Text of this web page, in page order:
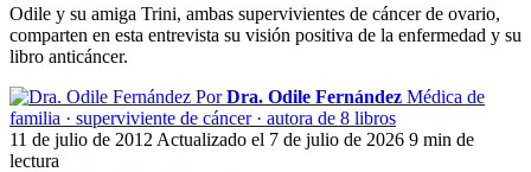
Odile y su amiga Trini, ambas supervivientes de cáncer de ovario,
comparten en esta entrevista su visión positiva de la enfermedad y su
libro anticáncer.
Por Dra. Odile Fernández Médica de
familia · superviviente de cáncer · autora de 8 libros
11 de julio de 2012 Actualizado el 7 de julio de 2026 9 min de
lectura